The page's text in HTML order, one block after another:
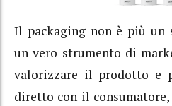
Il packaging non è più un
un vero strumento di
valorizzare il prodotto e
diretto con il